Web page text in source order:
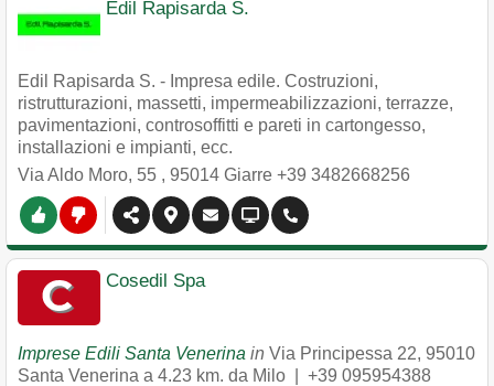
Edil Rapisarda S.
Edil Rapisarda S. - Impresa edile. Costruzioni,
ristrutturazioni, massetti, impermeabilizzazioni, terrazze,
pavimentazioni, controsoffitti e pareti in cartongesso,
installazioni e impianti, ecc.
Via Aldo Moro, 55 , 95014 Giarre +39 3482668256
Cosedil Spa
Imprese Edili Santa Venerina in Via Principessa 22, 95010
Santa Venerina a 4.23 km. da Milo | +39 095954388